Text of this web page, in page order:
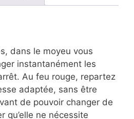
dans le moyeu vous
instantanément les
Au feu rouge, repartez
adaptée, sans être
de pouvoir changer de
qu’elle ne nécessite